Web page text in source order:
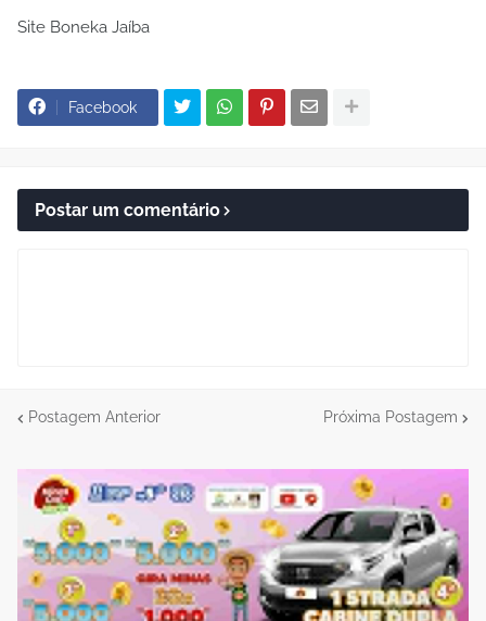
Site Boneka Jaíba
Facebook
Postar um comentário
Postagem Anterior Próxima Postagem